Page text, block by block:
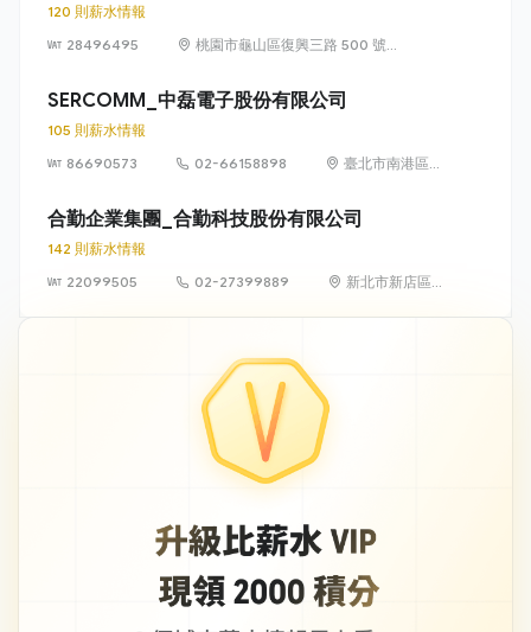
120 則薪水情報
28496495
桃園市龜山區復興三路 500 號
SERCOMM_中磊電子股份有限公司
105 則薪水情報
86690573
02-66158898
臺北市南港區三
號8樓
合勤企業集團_合勤科技股份有限公司
142 則薪水情報
22099505
02-27399889
新北市新店區北